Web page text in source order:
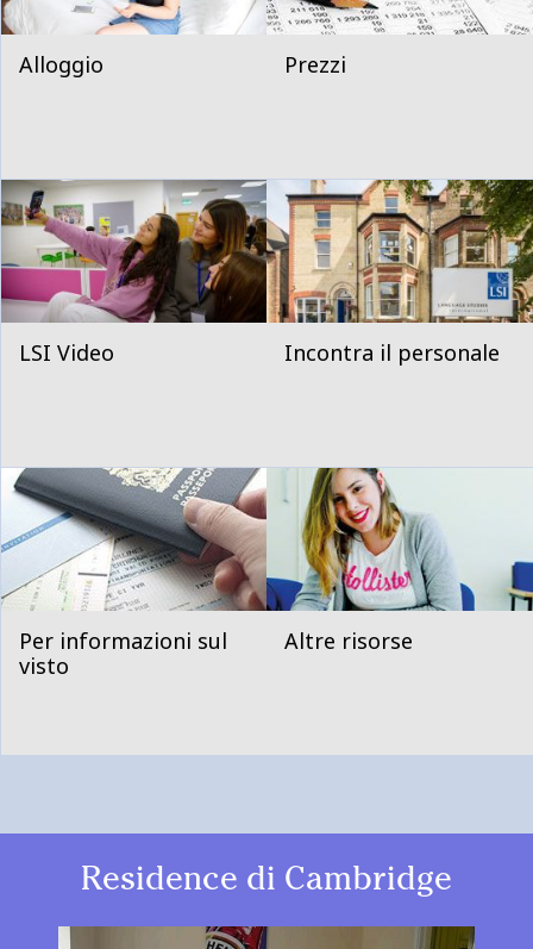
Alloggio Prezzi
LSI Video Incontra il personale
Per informazioni sul
visto
Altre risorse
Residence di Cambridge